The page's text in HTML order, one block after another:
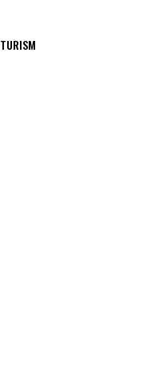
TURISM